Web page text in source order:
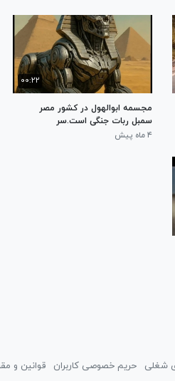
۰۰:۲۲
مجسمه ابوالهول در کشور مصر
سمبل ربات جنگی است.سر
مجسمه ابوالهول سمبل هوش
۴ ماه پیش
شغلی حریم خصوصی کاربران قوانین و